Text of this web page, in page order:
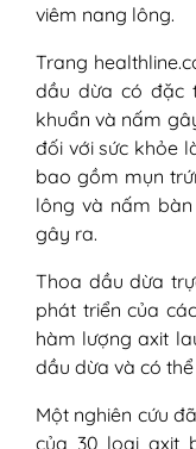
viêm nang lông.
Trang
dầu dừa có đặc
khuẩn và nấm
đối với sức khỏe
bao gồm mụn
lông và nấm
gây ra.
Thoa dầu dừa
phát triển của
hàm lượng axit
dầu dừa và có
Một nghiên cứu
của 30 loại axit